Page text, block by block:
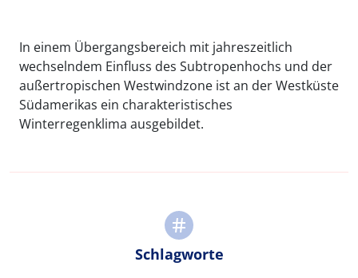
In einem Übergangsbereich mit jahreszeitlich
wechselndem Einfluss des Subtropenhochs und der
außertropischen Westwindzone ist an der Westküste
Südamerikas ein charakteristisches
Winterregenklima ausgebildet.
Schlagworte